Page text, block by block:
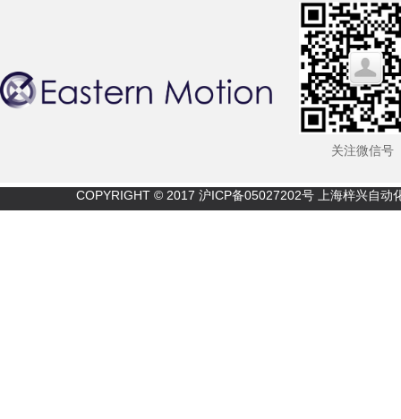
COPYRIGHT © 2017 沪ICP备05027202号 上海梓兴自动
关注微信号